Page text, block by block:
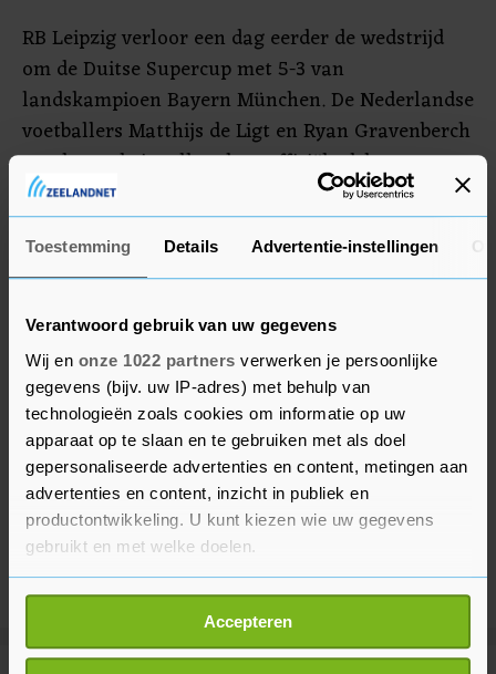
Toestemming Details Advertentie-instellingen
Verantwoord gebruik van uw gegevens
Wij en onze 1022 partners verwerken je persoonlijke
gegevens (bijv. uw IP-adres) met behulp van
technologieën zoals cookies om informatie op uw
apparaat op te slaan en te gebruiken met als doel
gepersonaliseerde advertenties en content, metingen aan
advertenties en content, inzicht in publiek en
productontwikkeling. U kunt kiezen wie uw gegevens
gebruikt en met welke doelen.
Als u het toestaat, willen we ook graag:
Informatie verzamelen over uw geografische
locatie, die tot een paar meter nauwkeurig kan zijn
Accepteren
RB Leipzig verloor een dag eerder de wedstrijd
om de Duitse Supercup met 5-3 van
landskampioen Bayern München. De Nederlandse
voetballers Matthijs de Ligt en Ryan Gravenberch
maakten als invallers hun officiële debuut voor
Bayern in die wedstrijd.